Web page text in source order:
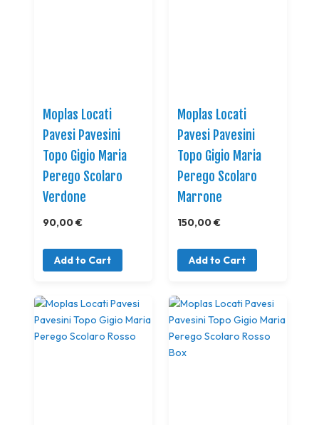
Moplas Locati
Pavesi Pavesini
Topo Gigio Maria
Perego Scolaro
Verdone
90,00 €
Add to Cart
Moplas Locati
Pavesi Pavesini
Topo Gigio Maria
Perego Scolaro
Marrone
150,00 €
Add to Cart